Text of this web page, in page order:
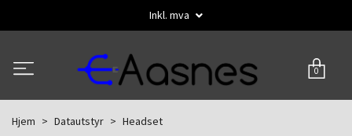
Inkl. mva
0
Hjem Datautstyr Headset